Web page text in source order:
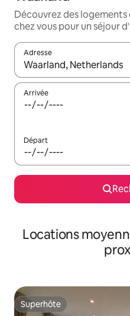
Découvrez des
chez vous pour un séjour
Adresse
Lorsque les résultats
Arrivée
Départ
Locations
Superhôte
Superhôte